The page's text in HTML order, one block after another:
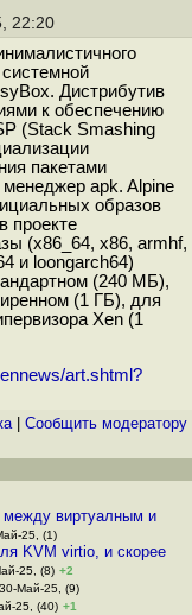
22:20
Дистрибутив
к обеспечению
(Stack Smashing
пакетами
apk. Alpine
образов
проекте
(x86_64, x86, armhf,
и loongarch64)
(240 МБ),
(1 ГБ), для
Xen (1
art.shtml?
| Cообщить модератору
между виртуалным и
25, (1)
KVM virtio, и скорее
25, (8) +2
Май-25, (9)
25, (40) +1